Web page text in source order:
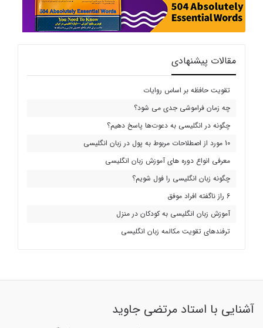
مقالات پیشنهادی
تقویت حافظه بر اساس روایات
چه زمان فراموشی جدی می شود؟
چگونه در انگلیسی به دعوت‌ها پاسخ دهیم؟
10 مورد از اصطلاحات مربوط به پول در زبان انگلیسی
معرفی انواع دوره های آموزش زبان انگلیسی
چگونه زبان انگلیسی را فول شویم؟
6 راز ناگفته افراد موفق
آموزش زبان انگلیسی به کودکان در منزل
ترفندهای تقویت مکالمه زبان انگلیسی
آشنایی با استاد مرتضی جاوید